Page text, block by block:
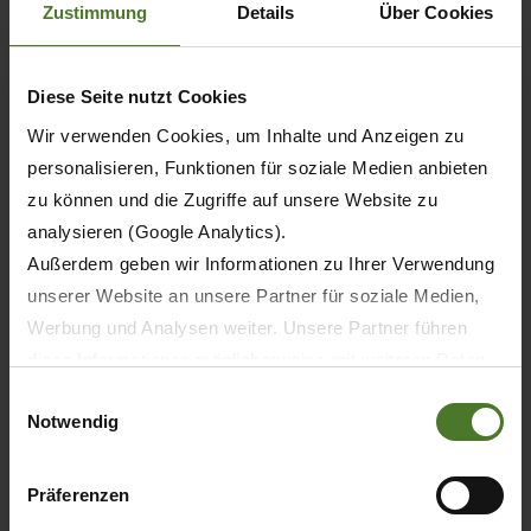
Zustimmung Details Über Cookies
Diese Seite nutzt Cookies
Wir verwenden Cookies, um Inhalte und Anzeigen zu
personalisieren, Funktionen für soziale Medien anbieten
zu können und die Zugriffe auf unsere Website zu
analysieren (Google Analytics).
Außerdem geben wir Informationen zu Ihrer Verwendung
unserer Website an unsere Partner für soziale Medien,
Werbung und Analysen weiter. Unsere Partner führen
sie im Rahmen Ihrer Nutzung der Dienste gesammelt
Wir setzen im Rahmen des Trackings auch Dienstleister
in Drittländern außerhalb der EU mit abweichenden
Notwendig
Präferenzen
segadora-acondicionadora